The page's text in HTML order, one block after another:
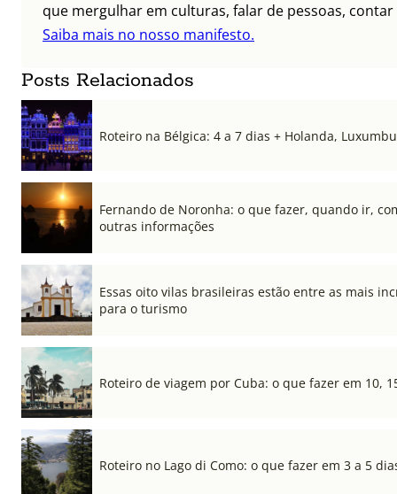
que mergulhar em culturas, falar de pessoas,
Saiba mais no nosso manifesto.
Posts Relacionados
Roteiro na Bélgica: 4 a 7 dias + Holanda,
Fernando de Noronha: o que fazer, quando ir,
outras informações
Essas oito vilas brasileiras estão entre as mais
para o turismo
Roteiro de viagem por Cuba: o que fazer em 10,
Roteiro no Lago di Como: o que fazer em 3 a 5